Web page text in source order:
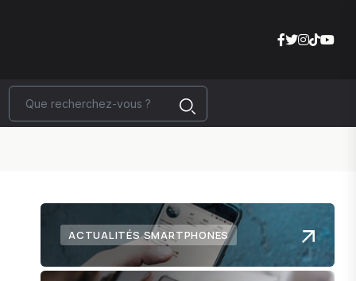
ACTUALITÉS SMARTPHONES